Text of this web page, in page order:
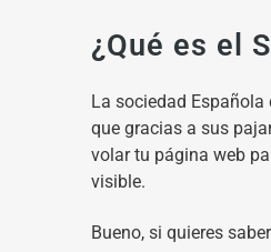
¿Qué es el
La sociedad Española
que gracias a sus
volar tu página web
visible.
Bueno, si quieres